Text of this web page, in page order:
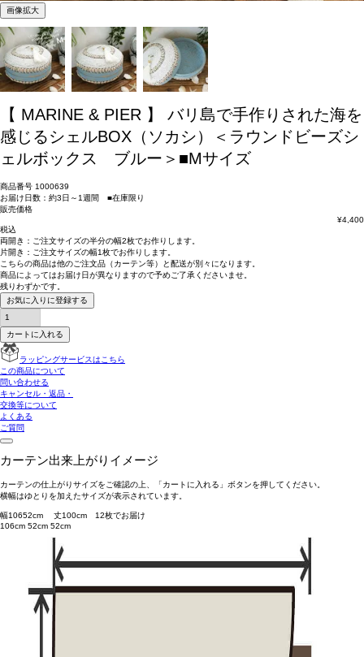
画像拡大
【 MARINE & PIER 】 バリ島で手作りされた海を
感じるシェルBOX（ソカシ）＜ラウンドビーズシ
ェルボックス ブルー＞■Mサイズ
商品番号 1000639
お届け日数：約3日～1週間 ■在庫限り
販売価格
¥4,400
税込
両開き： ご注文サイズの半分の幅2枚でお作りします。
片開き： ご注文サイズの幅1枚でお作りします。
こちらの商品は他のご注文品（カーテン等）と配送が別々 になります。
商品によってはお届け日が異なりますので予めご了承くださいませ。
残りわずかです。
お気に入りに登録する
カートに入れる
ラッピングサービスはこちら
この商品について
問い合わせる
キャンセル・返品・
交換等について
よくある
ご質問
カーテン出来上がりイメージ
カーテンの仕上がりサイズをご確認の上、「カートに入れる」ボタンを押してください。
横幅はゆとりを加えたサイズが表示されています。
幅10652cm 丈100cm 12枚でお届け
106cm 52cm 52cm